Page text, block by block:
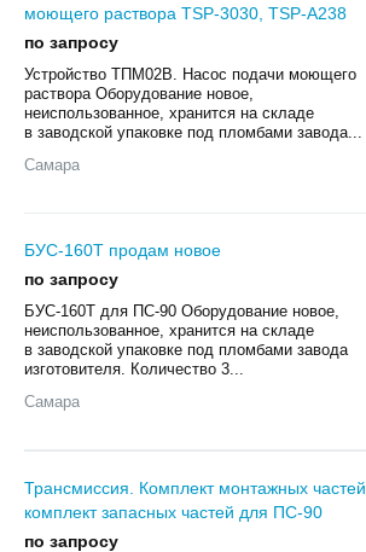
моющего раствора TSP-3030, TSP-A238
по запросу
Устройство ТПМ02В. Насос подачи моющего
раствора Оборудование новое,
неиспользованное, хранится на складе
в заводской упаковке под пломбами завода...
Самара
БУС-160Т продам новое
по запросу
БУС-160Т для ПС-90 Оборудование новое,
неиспользованное, хранится на складе
в заводской упаковке под пломбами завода
изготовителя. Количество 3...
Самара
Трансмиссия. Комплект монтажных частей,
комплект запасных частей для ПС-90
по запросу